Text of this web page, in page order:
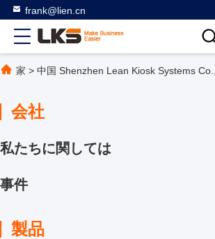
frank@lien.cn
家 > 中国 Shenzhen Lean Kiosk Systems
会社
私たちに関しては
事件
製品